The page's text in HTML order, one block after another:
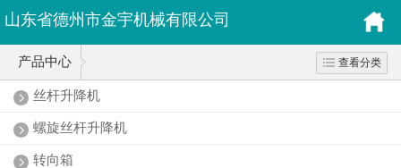
山东省德州市金宇机械有限公司
产品中心 查看分类
丝杆升降机
螺旋丝杆升降机
转向箱